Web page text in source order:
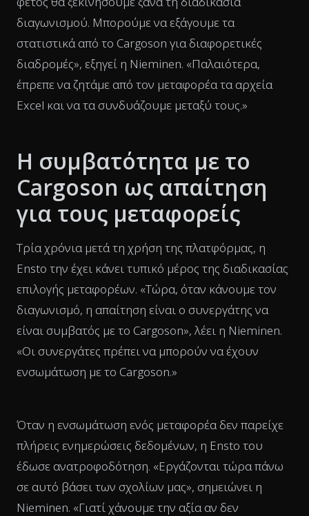
διαγωνισμού. Μπορούμε να εξάγουμε τα
στατιστικά από το Cargoson για διαφορετικές
διαδρομές», εξηγεί η Nieminen. «Παλαιότερα,
έπρεπε να ζητάμε από τον μεταφορέα τα αρχεία
Excel και να τα συνδυάζουμε μεταξύ τους.»
Η συμβατότητα με το
Cargoson ως απαίτηση
για τους μεταφορείς
Τρία χρόνια μετά τη χρήση της πλατφόρμας, η
Ensto την έχει κάνει τυπικό μέρος της διαδικασίας
επιλογής μεταφορέων. «Τώρα, όταν κάνουμε τον
διαγωνισμό, η απαίτηση είναι ο συνεργάτης να
είναι συμβατός με το Cargoson», λέει η Nieminen.
«Οι συνεργάτες πρέπει να μπορούν να έχουν
ενσωμάτωση με το Cargoson.»
Όταν η ενσωμάτωση ενός μεταφορέα δεν παρείχε
πλήρεις ενημερώσεις δεδομένων, η Ensto του
έδωσε ανατροφοδότηση. «Εργάζονται τώρα πάνω
σε αυτό βάσει των σχολίων μας», σημειώνει η
Nieminen. «Γιατί χάνουμε την αξία αν δεν